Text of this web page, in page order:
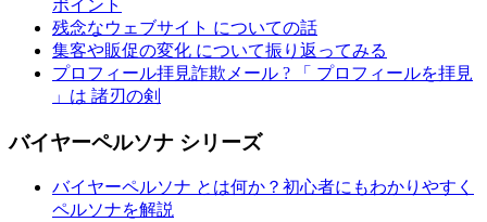
ポイント
残念なウェブサイト についての話
集客や販促の変化 について振り返ってみる
プロフィール拝見詐欺メール ? 「 プロフィールを拝見
」は 諸刃の剣
バイヤーペルソナ シリーズ
バイヤーペルソナ とは何か？初心者にもわかりやすく
ペルソナを解説